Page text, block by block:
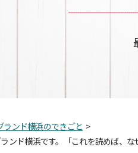
ランド横浜のできごと >
ンド横浜です。「これを読めば、